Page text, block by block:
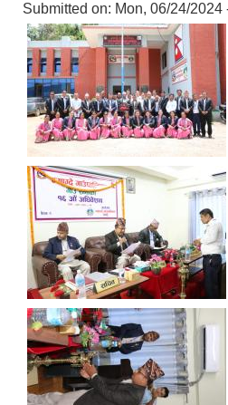
Submitted on: Mon, 06/24/2024